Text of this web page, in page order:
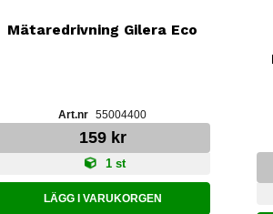
Mätaredrivning Gilera Eco
55004400
159 kr
1 st
LÄGG I VARUKORGEN